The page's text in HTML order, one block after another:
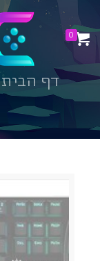
0
דף הבית